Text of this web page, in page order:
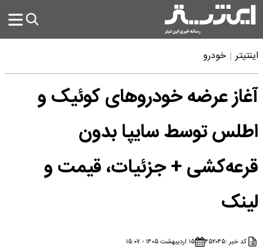
اینتیتر خودرو
آغاز عرضه خودروهای کوئیک و
اطلس توسط سایپا بدون
قرعه‌کشی + جزئیات، قیمت و
لینک
کد خبر :۴۵۲۰۴۵ ۱۵ اردیبهشت ۱۴۰۵ - ۱۵:۰۷